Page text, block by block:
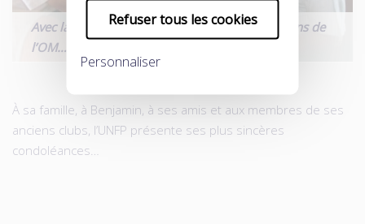
Refuser tous les cookies
Personnaliser
Avec la Coupe aux grandes oreilles et les gardiens de
l’OM…
À sa famille, à Benjamin, à ses amis et aux membres de ses
anciens clubs, l’UNFP présente ses plus sincères
condoléances…